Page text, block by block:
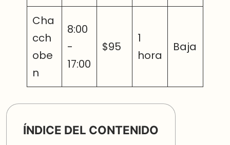
Cha
cch
obe
n
8:00
-
17:00
$95
1
hora
Baja
ÍNDICE DEL CONTENIDO